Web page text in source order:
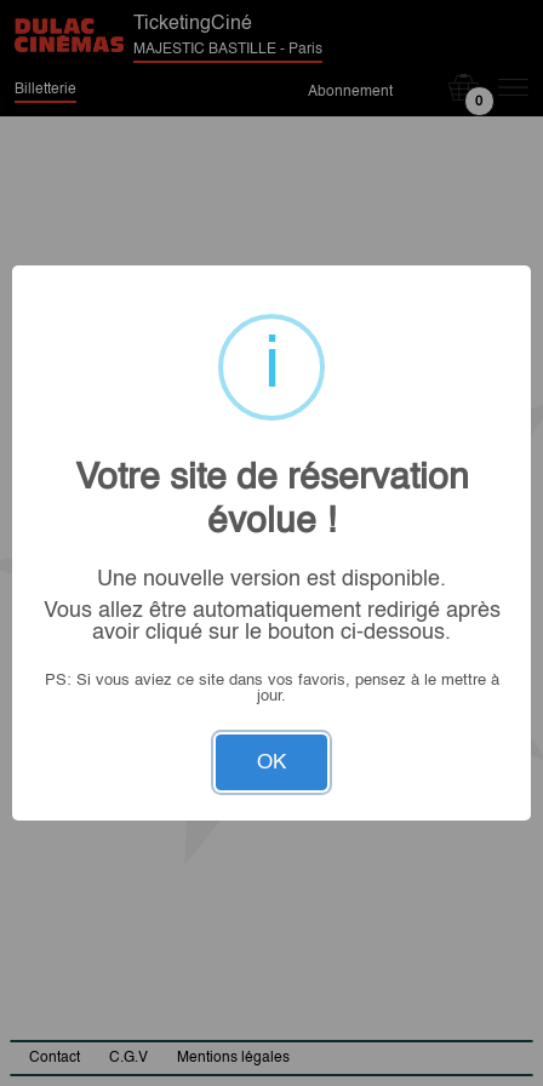
TicketingCiné
MAJESTIC BASTILLE - Paris
Billetterie Abonnement
0
Contact C.G.V Mentions légales
Votre site de réservation
évolue !
Une nouvelle version est disponible.
Vous allez être automatiquement redirigé après
avoir cliqué sur le bouton ci-dessous.
PS: Si vous aviez ce site dans vos favoris, pensez à le mettre à
jour.
OK